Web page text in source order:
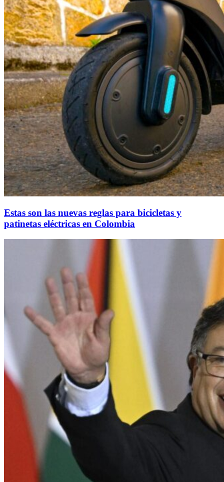
Estas son las nuevas reglas para bicicletas y
patinetas eléctricas en Colombia